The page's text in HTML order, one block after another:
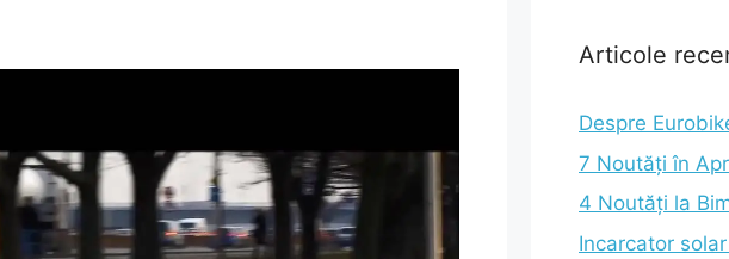
Articole
Despre
7 Noutăți în
4 Noutăți la
Incarcator